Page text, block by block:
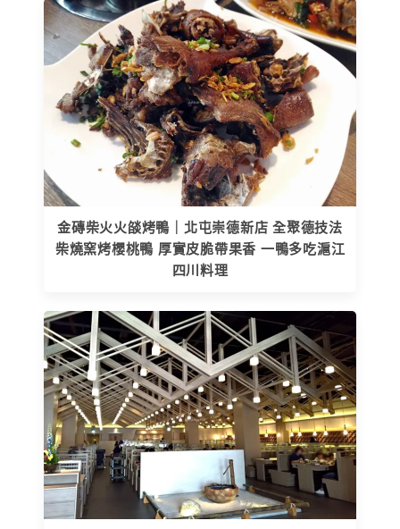
金磚柴火火燄烤鴨｜北屯崇德新店 全聚德技法
柴燒窯烤櫻桃鴨 厚實皮脆帶果香 一鴨多吃滬江
四川料理